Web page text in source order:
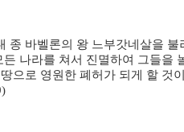
종 바벨론의 왕 느부갓네살을 불
나라를 쳐서 진멸하여 그들을
으로 영원한 폐허가 되게 할 것